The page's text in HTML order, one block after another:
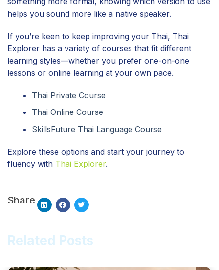
helps you sound more like a native speaker.
If you’re keen to keep improving your Thai, Thai
Explorer has a variety of courses that fit different
learning styles—whether you prefer one-on-one
lessons or online learning at your own pace.
Thai Private Course
Thai Online Course
SkillsFuture Thai Language Course
Explore these options and start your journey to
fluency with Thai Explorer.
Share
Related Posts